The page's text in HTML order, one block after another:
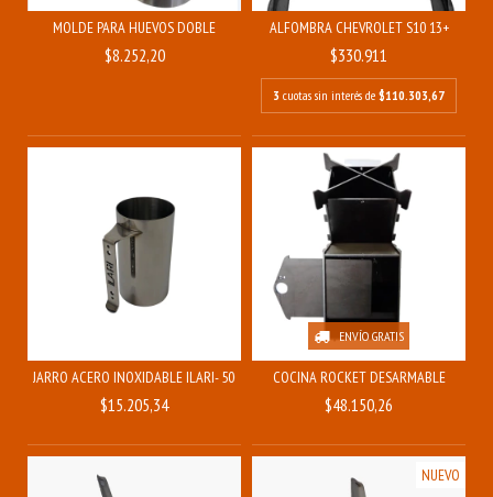
MOLDE PARA HUEVOS DOBLE
$8.252,20
ALFOMBRA CHEVROLET S10 13+
$330.911
3 cuotas sin interés de $110.303,67
JARRO ACERO INOXIDABLE ILARI- 500ML
$15.205,34
ENVÍO GRATIS
COCINA ROCKET DESARMABLE
$48.150,26
NUEVO